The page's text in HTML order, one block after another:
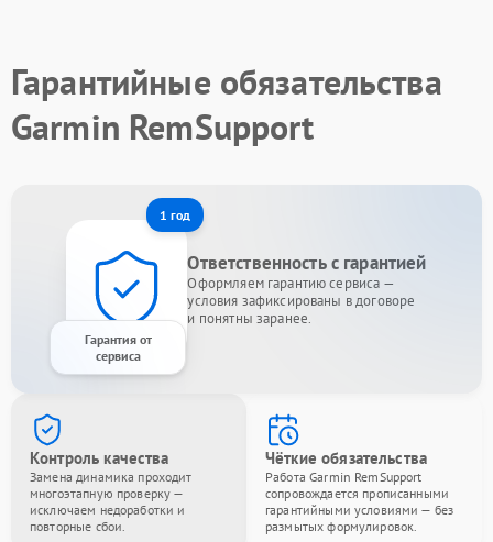
Гарантийные обязательства
Garmin RemSupport
1 год
Гарантия от
сервиса
Ответственность с гарантией
Оформляем гарантию сервиса —
условия зафиксированы в договоре
и понятны заранее.
Контроль качества
Замена динамика проходит
многоэтапную проверку —
исключаем недоработки и
повторные сбои.
Чёткие обязательства
Работа Garmin RemSupport
сопровождается прописанными
гарантийными условиями — без
размытых формулировок.